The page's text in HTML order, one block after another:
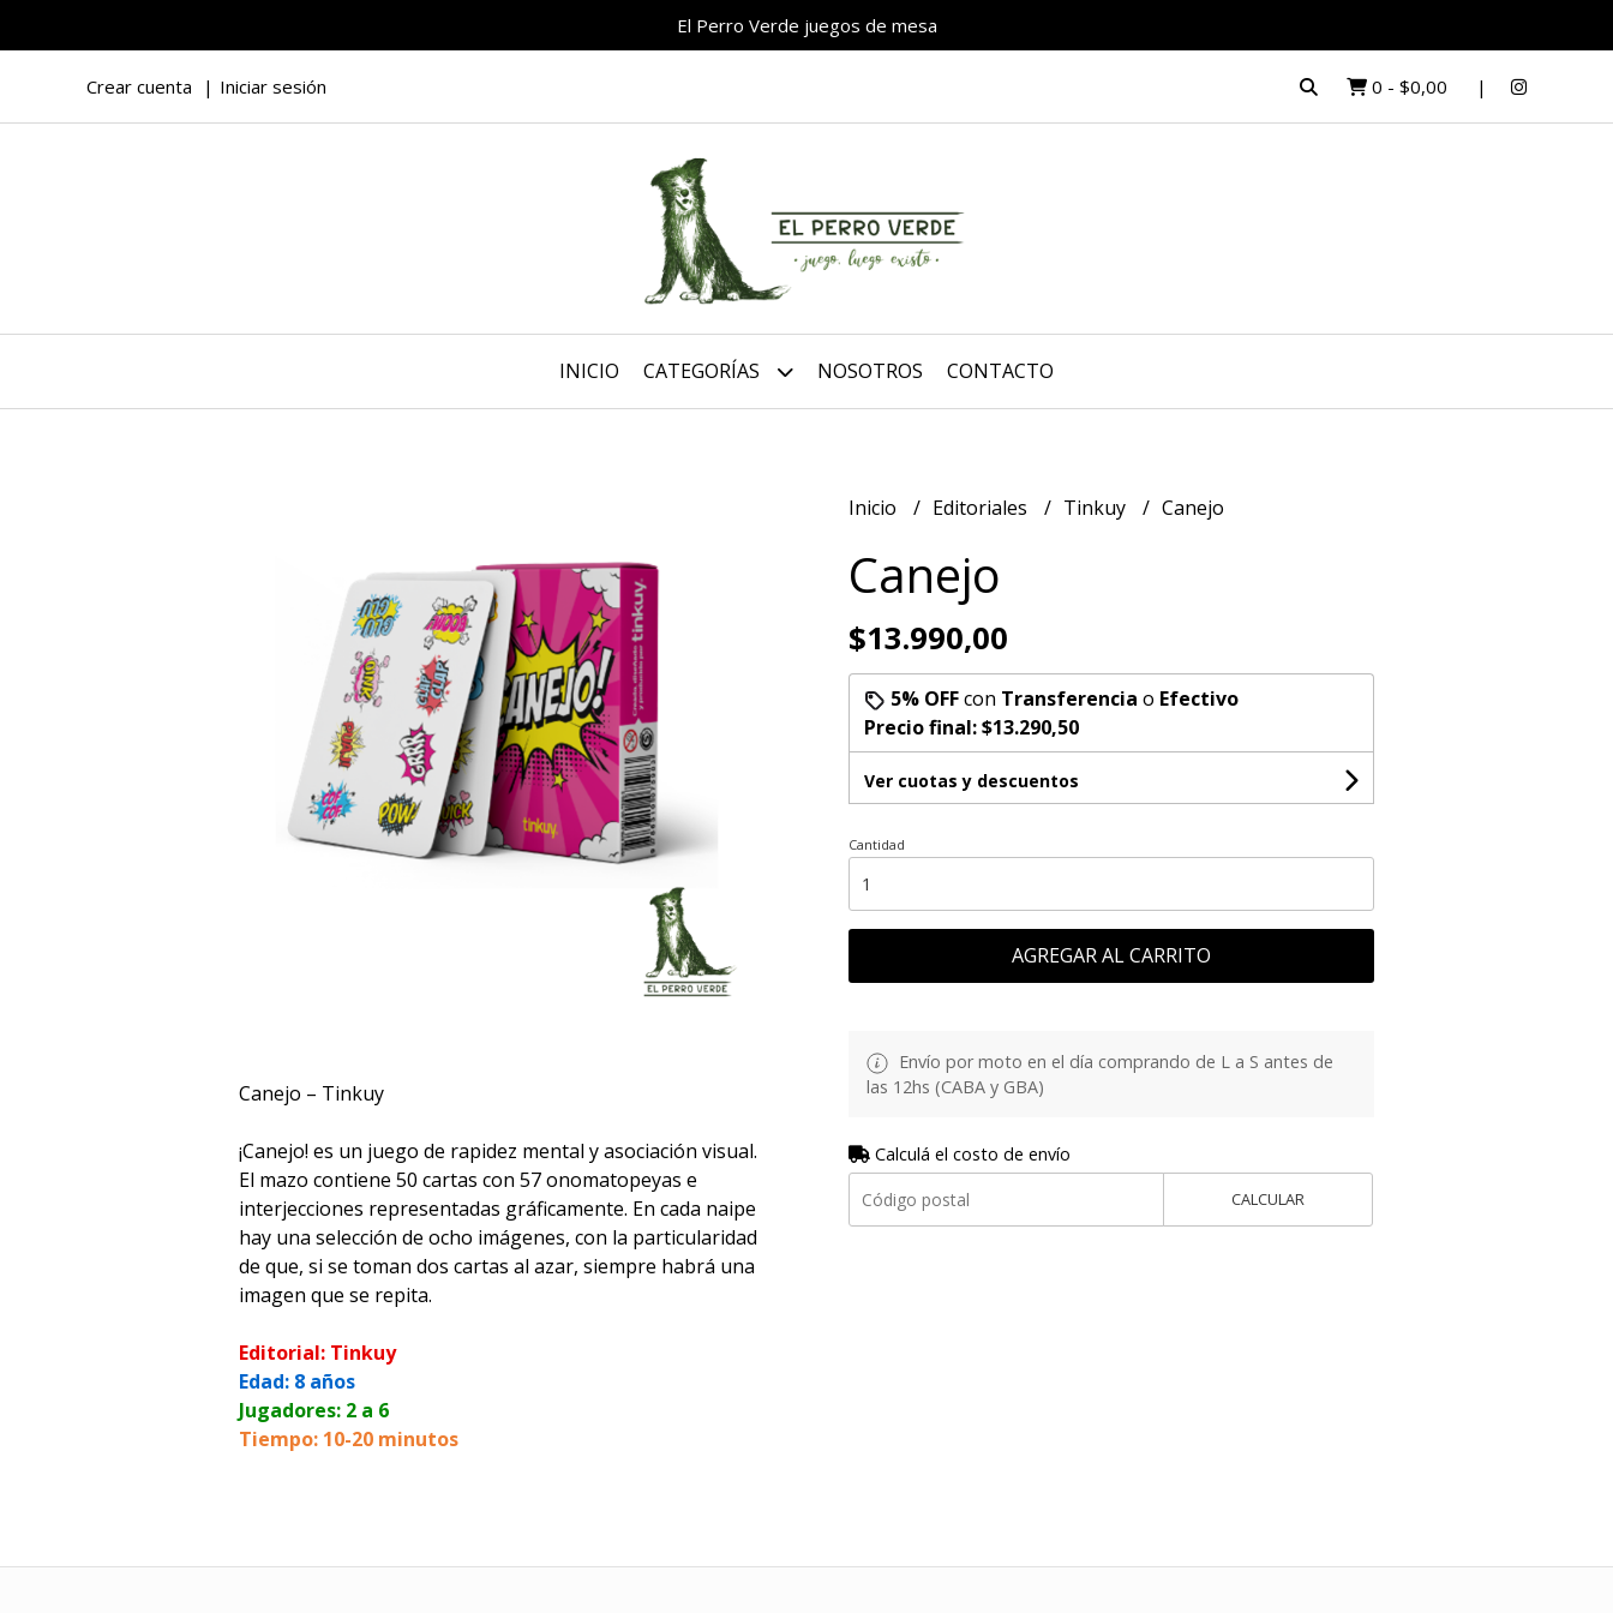
El Perro Verde juegos de mesa
Crear cuenta Iniciar sesión 0 - $0,00
INICIO CATEGORÍAS NOSOTROS CONTACTO
Canejo – Tinkuy
¡Canejo! es un juego de rapidez mental y asociación visual.
El mazo contiene 50 cartas con 57 onomatopeyas e
interjecciones representadas gráficamente. En cada naipe
hay una selección de ocho imágenes, con la particularidad
de que, si se toman dos cartas al azar, siempre habrá una
imagen que se repita.
Editorial: Tinkuy
Edad: 8 años
Jugadores: 2 a 6
Tiempo: 10-20 minutos
Inicio Editoriales Tinkuy Canejo
Canejo
$13.990,00
5% OFFcon Transferencia o Efectivo
Precio final:$13.290,50
Ver cuotas y descuentos
Cantidad
AGREGAR AL CARRITO
Envío por moto en el día comprando de L a S antes de
las 12hs (CABA y GBA)
Calculá el costo de envío
CALCULAR